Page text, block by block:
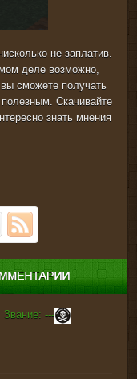
не заплатив.
деле возможно,
сможете получать
Скачивайте
знать мнения
Звание: ---